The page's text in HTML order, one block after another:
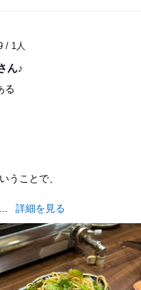
/ 1人
ん♪
る
うことで、
詳細を見る